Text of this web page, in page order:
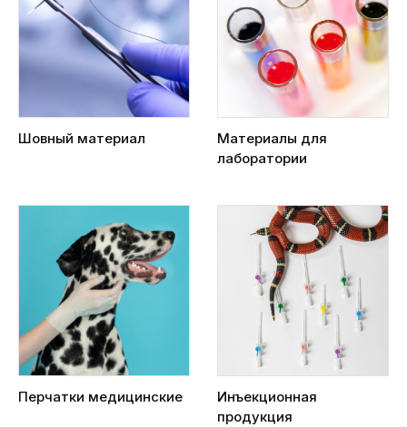
Шовный материал
Материалы для
лаборатории
Перчатки медицинские
Инъекционная
продукция